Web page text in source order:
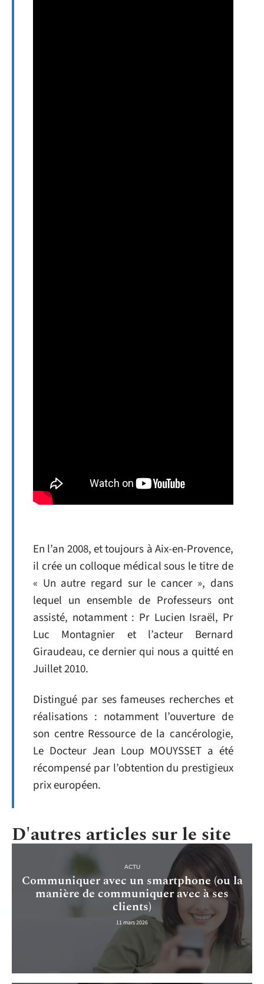
En l’an 2008, et toujours à Aix-en-Provence,
il crée un colloque médical sous le titre de
« Un autre regard sur le cancer », dans
lequel un ensemble de Professeurs ont
assisté, notamment : Pr Lucien Israël, Pr
Luc Montagnier et l’acteur Bernard
Giraudeau, ce dernier qui nous a quitté en
Juillet 2010.
Distingué par ses fameuses recherches et
réalisations : notamment l’ouverture de
son centre Ressource de la cancérologie,
Le Docteur Jean Loup MOUYSSET a été
récompensé par l’obtention du prestigieux
prix européen.
D'autres articles sur le site
ACTU
Communiquer avec un smartphone (ou la
manière de communiquer avec à ses
clients)
11 mars 2026